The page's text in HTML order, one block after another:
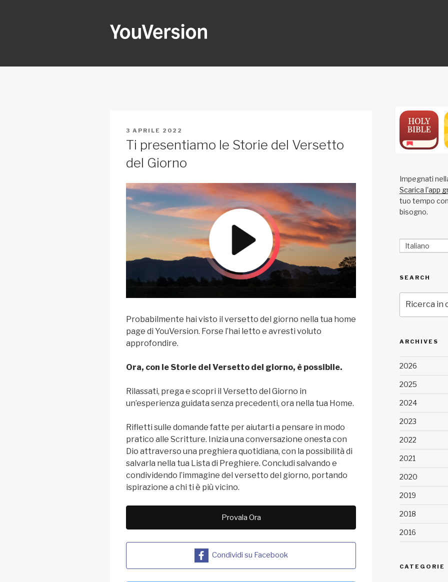
PUBBLICATO
3 APRILE 2022
Ti presentiamo le Storie del Versetto
del Giorno
Probabilmente hai visto il versetto del giorno nella tua home
page di YouVersion. Forse l’hai letto e avresti voluto
approfondire.
Ora, con le Storie del Versetto del giorno, è possibile.
Rilassati, prega e scopri il Versetto del Giorno in
un’esperienza guidata senza precedenti, ora nella tua Home.
Rifletti sulle domande fatte per aiutarti a pensare in modo
pratico alle Scritture. Inizia una conversazione onesta con
Dio attraverso una preghiera quotidiana, con la possibilità di
salvarla nella tua Lista di Preghiere. Concludi salvando e
condividendo l’immagine del versetto del giorno, portando
ispirazione a chi ti è più vicino.
Provala Ora
Condividi su Facebook
Impegnati
Scarica l'app
tuo tempo
bisogno.
Italiano
SEARCH
ARCHIVES
2026
2025
2024
2023
2022
2021
2020
2019
2018
2016
CATEGORIE